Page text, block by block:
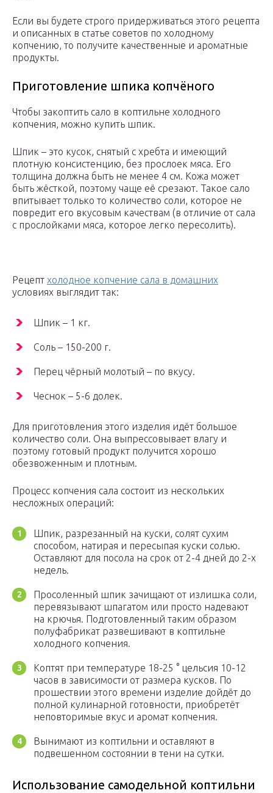
Если вы будете строго придерживаться этого рецепта
и описанных в статье советов по холодному
копчению, то получите качественные и ароматные
продукты.
Приготовление шпика копчёного
Чтобы закоптить сало в коптильне холодного
копчения, можно купить шпик.
Шпик – это кусок, снятый с хребта и имеющий
плотную консистенцию, без прослоек мяса. Его
толщина должна быть не менее 4 см. Кожа может
быть жёсткой, поэтому чаще её срезают. Такое сало
впитывает только то количество соли, которое не
повредит его вкусовым качествам (в отличие от сала
с прослойками мяса, которое легко пересолить).
Рецепт холодное копчение сала в домашних
условиях выглядит так:
Шпик – 1 кг.
Соль – 150-200 г.
Перец чёрный молотый – по вкусу.
Чеснок – 5-6 долек.
Для приготовления этого изделия идёт большое
количество соли. Она выпрессовывает влагу и
поэтому готовый продукт получится хорошо
обезвоженным и плотным.
Процесс копчения сала состоит из нескольких
несложных операций:
Шпик, разрезанный на куски, солят сухим
способом, натирая и пересыпая куски солью.
Оставляют для посола на срок от 2-4 дней до 2-х
недель.
Просоленный шпик зачищают от излишка соли,
перевязывают шпагатом или просто надевают
на крючья. Подготовленный таким образом
полуфабрикат развешивают в коптильне
холодного копчения.
Коптят при температуре 18-25 ° цельсия 10-12
часов в зависимости от размера кусков. По
прошествии этого времени изделие дойдёт до
полной кулинарной готовности, приобретёт
неповторимые вкус и аромат копчения.
Вынимают из коптильни и оставляют в
подвешенном состоянии в тени на сутки.
Использование самодельной коптильни